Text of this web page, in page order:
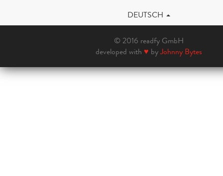
DEUTSCH
© 2016 readfy GmbH
developed with ♥ byJohnny Bytes